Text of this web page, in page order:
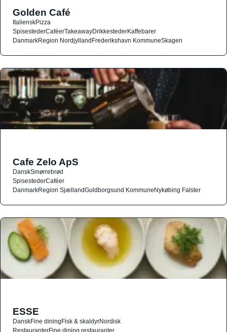
Golden Café
ItalienskPizza
SpisestederCaféerTakeawayDrikkestederKaffebarer
DanmarkRegion NordjyllandFrederikshavn KommuneSkagen
Cafe Zelo ApS
DanskSmørrebrød
SpisestederCaféer
DanmarkRegion SjællandGuldborgsund KommuneNykøbing Falster
ESSE
DanskFine diningFisk & skaldyrNordisk
RestauranterFine dining restauranter